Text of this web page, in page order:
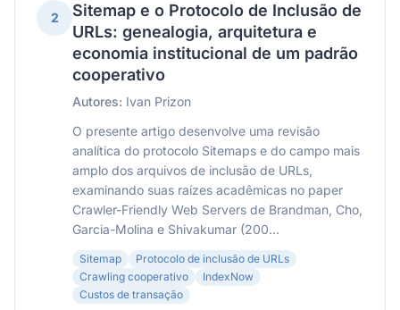
2
Sitemap e o Protocolo de Inclusão de
URLs: genealogia, arquitetura e
economia institucional de um padrão
cooperativo
Autores: Ivan Prizon
O presente artigo desenvolve uma revisão
analítica do protocolo Sitemaps e do campo mais
amplo dos arquivos de inclusão de URLs,
examinando suas raízes acadêmicas no paper
Crawler-Friendly Web Servers de Brandman, Cho,
Garcia-Molina e Shivakumar (200...
Sitemap
Protocolo de inclusão de URLs
Crawling cooperativo
IndexNow
Custos de transação